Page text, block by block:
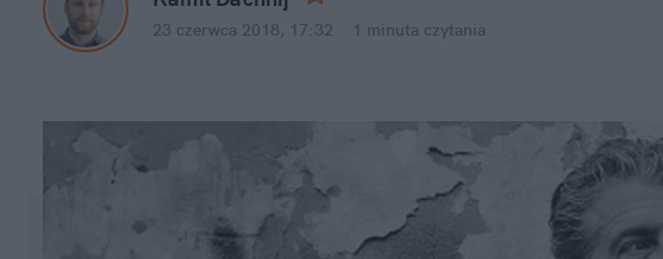
23 czerwca 2018, 17:32 1 minuta czytania